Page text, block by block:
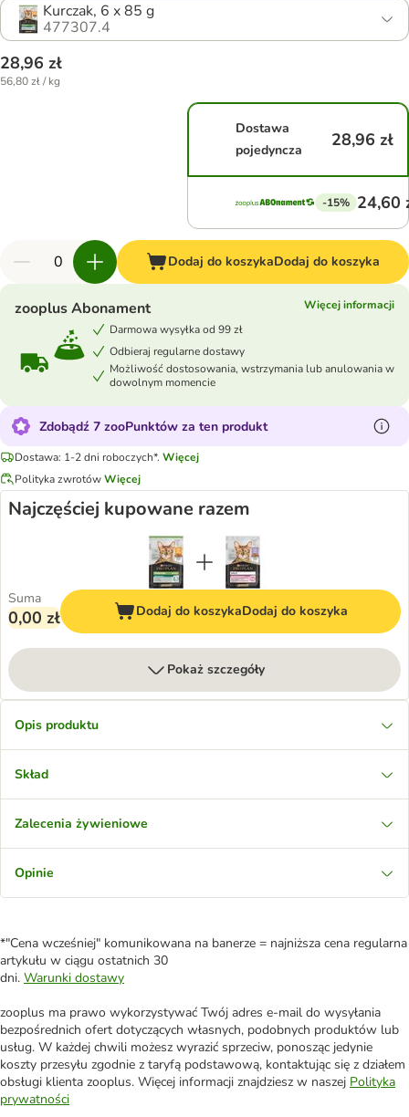
Kurczak, 6 x 85 g
477307.4
28,96 zł
56,80 zł / kg
Dostawa
pojedyncza
28,96 zł
-15% 24,60
Dodaj do koszykaDodaj do koszyka
zooplus Abonament
Więcej informacji
Darmowa wysyłka od 99 zł
Odbieraj regularne dostawy
Możliwość dostosowania, wstrzymania lub anulowania w
dowolnym momencie
Zdobądź 7 zooPunktów za ten produkt
Dostawa: 1-2 dni roboczych*. Więcej
Polityka zwrotówWięcej
Najczęściej kupowane razem
Suma
0,00 zł Dodaj do koszykaDodaj do koszyka
Pokaż szczegóły
Opis produktu
Skład
Zalecenia żywieniowe
Opinie
*"Cena wcześniej" komunikowana na banerze = najniższa cena regularna
artykułu w ciągu ostatnich 30
dni. Warunki dostawy
zooplus ma prawo wykorzystywać Twój adres e-mail do wysyłania
bezpośrednich ofert dotyczących własnych, podobnych produktów lub
usług. W każdej chwili możesz wyrazić sprzeciw, ponosząc jedynie
koszty przesyłu zgodnie z taryfą podstawową, kontaktując się z działem
obsługi klienta zooplus. Więcej informacji znajdziesz w naszej Polityka
prywatności